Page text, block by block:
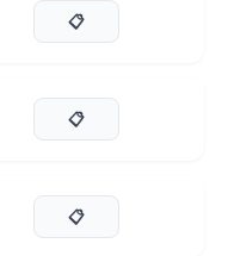
📋
📋
📋